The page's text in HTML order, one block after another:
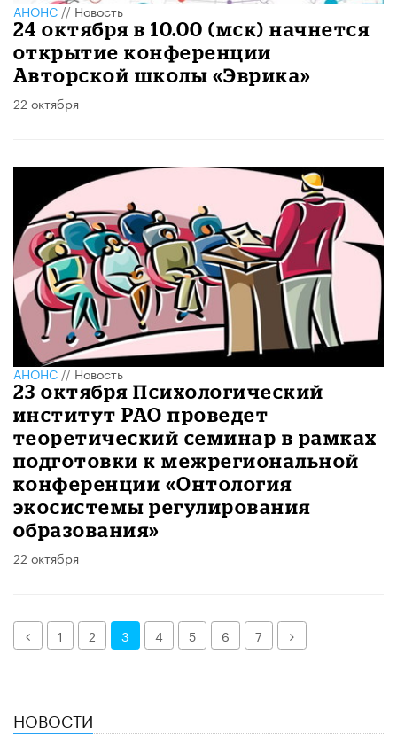
АНОНС// Новость
24 октября в 10.00 (мск) начнется
открытие конференции
Авторской школы «Эврика»
22 октября
АНОНС//Новость
23 октября Психологический
институт РАО проведет
теоретический семинар в рамках
подготовки к межрегиональной
конференции «Онтология
экосистемы регулирования
образования»
22 октября
Назад1 2 3 4 5 6 7 Далее
НОВОСТИ